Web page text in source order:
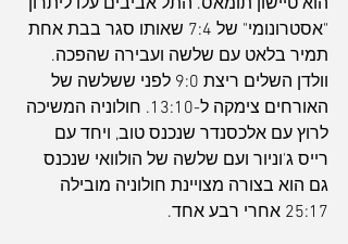
הוא טיישון תומאס. התל אביבים עלו ליתרון
"אסטרונומי" של 7:4 שאותו סגר בבת אחת
תמיר בלאט עם שלשה ועבירה שהפכה.
וולדן השלים ריצת 9:0 לפני ששלשה של
האורחים צימקה ל-13:10. חולוניה המשיכה
לרוץ עם אלכסנדר שנכנס טוב, ויחד עם
רייס ג'וניור ועם שלשה של הולוואי שנכנס
גם הוא בצורה מצויינת חולוניה מובילה
25:17 אחרי רבע אחד.